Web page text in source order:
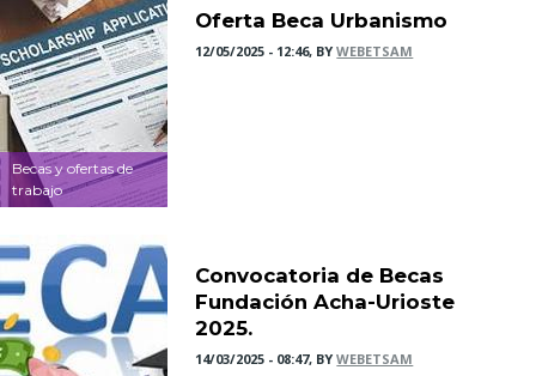
Becas y ofertas de
trabajo
Oferta Beca Urbanismo
12/05/2025 - 12:46, BYWEBETSAM
Convocatoria de Becas
Fundación Acha-Urioste
2025.
14/03/2025 - 08:47, BYWEBETSAM